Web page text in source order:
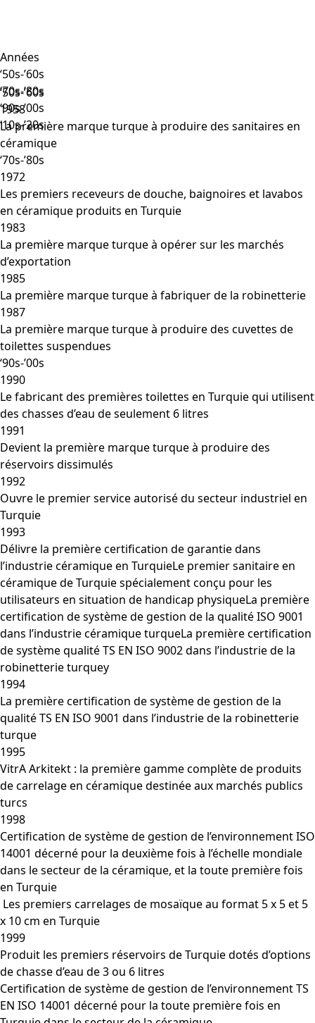
Années
‘50s-’60s
‘70s-’80s
‘90s-’00s
‘10s-’20s
‘50s-’60s
1958
La première marque turque à produire des sanitaires en
céramique
‘70s-’80s
1972
Les premiers receveurs de douche, baignoires et lavabos
en céramique produits en Turquie
1983
La première marque turque à opérer sur les marchés
d’exportation
1985
La première marque turque à fabriquer de la robinetterie
1987
La première marque turque à produire des cuvettes de
toilettes suspendues
‘90s-’00s
1990
Le fabricant des premières toilettes en Turquie qui utilisent
des chasses d’eau de seulement 6 litres
1991
Devient la première marque turque à produire des
réservoirs dissimulés
1992
Ouvre le premier service autorisé du secteur industriel en
Turquie
1993
Délivre la première certification de garantie dans
l’industrie céramique en TurquieLe premier sanitaire en
céramique de Turquie spécialement conçu pour les
utilisateurs en situation de handicap physiqueLa première
certification de système de gestion de la qualité ISO 9001
dans l’industrie céramique turqueLa première certification
de système qualité TS EN ISO 9002 dans l’industrie de la
robinetterie turquey
1994
La première certification de système de gestion de la
qualité TS EN ISO 9001 dans l’industrie de la robinetterie
turque
1995
VitrA Arkitekt : la première gamme complète de produits
de carrelage en céramique destinée aux marchés publics
turcs
1998
Certification de système de gestion de l’environnement ISO
14001 décerné pour la deuxième fois à l’échelle mondiale
dans le secteur de la céramique, et la toute première fois
en Turquie
Les premiers carrelages de mosaïque au format 5 x 5 et 5
x 10 cm en Turquie
1999
Produit les premiers réservoirs de Turquie dotés d’options
de chasse d’eau de 3 ou 6 litres
Certification de système de gestion de l’environnement TS
EN ISO 14001 décerné pour la toute première fois en